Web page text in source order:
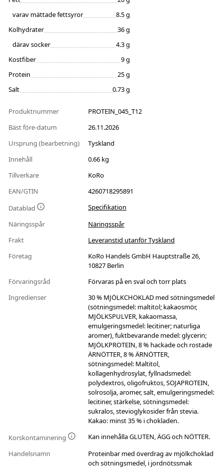
varav mättade fettsyror
8.5 g
Kolhydrater
36 g
därav socker
4.3 g
Kostfiber
9 g
Protein
25 g
Salt
0.73 g
Produktnummer
PROTEIN_045_T12
Bäst före-datum
26.11.2026
Ursprung (bearbetning)
Tyskland
Innehåll
0.66 kg
Tillverkare
KoRo
EAN/GTIN
4260718295891
Datablad
Specifikation
Näringsspår
Näringsspår
Frakt
Leveranstid utanför Tyskland
Företag
KoRo Handels GmbH Hauptstraße 26,
10827 Berlin
Förvaringsråd
Förvaras på en sval och torr plats
Ingredienser
30 % MJÖLKCHOKLAD med sötningsmedel
(sötningsmedel: maltitol; kakaosmör,
MJÖLKSPULVER, kakaomassa,
emulgeringsmedel: lecitiner; naturliga
aromer), fuktbevarande medel: glycerin;
MJÖLKPROTEIN, 8 % hackade och rostade
ÄRNÖTTER, 8 % ÄRNÖTTER,
sötningsmedel: Maltitol,
kollagenhydrosylat, fyllnadsmedel:
polydextros, oligofruktos, SOJAPROTEIN,
solrosolja, aromer, salt, emulgeringsmedel:
lecitiner, stärkelse, sötningsmedel:
sukralos, stevioglykosider från stevia.
Kakao: minst 35 % i chokladen.
Korskontaminering
Kan innehålla GLUTEN, ÄGG och NÖTTER.
Handelsnamn
Proteinbar med överdrag av mjölkchoklad
och sötningsmedel, i jordnötssmak